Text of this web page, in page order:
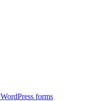
WordPress forms